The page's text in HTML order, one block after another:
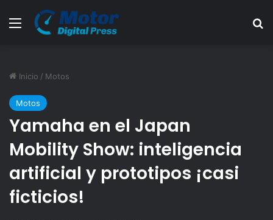
Menú
Inicio / Motos
Motos
Yamaha en el Japan
Mobility Show: inteligencia
artificial y prototipos ¡casi
ficticios!